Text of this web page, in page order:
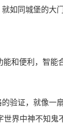
如同城堡的大
和便利，智
验证，就像
界中神不知鬼